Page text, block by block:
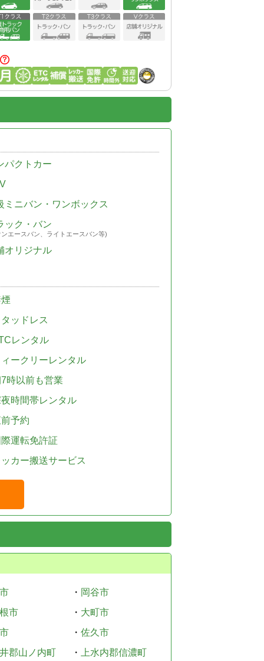
パクトカー
ミニバン・ワンボックス
ック・バン
エースバン、ライトエースバン等)
オリジナル
ッドレス
レンタル
ークリーレンタル
時以前も営業
時間帯レンタル
予約
運転免許証
カー搬送サービス
・ 岡谷市
市
・ 大町市
・ 佐久市
郡山ノ内町
・ 上水内郡信濃町